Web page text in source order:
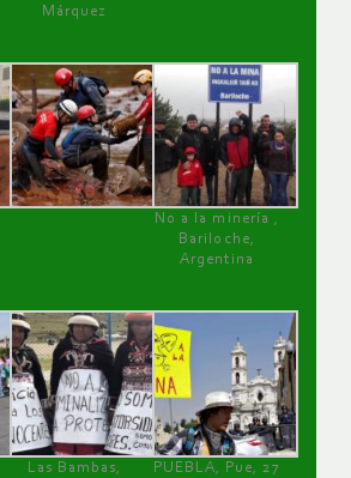
Márquez
No a la minería ,
Bariloche,
Argentina
Las Bambas,
PUEBLA, Pue, 27